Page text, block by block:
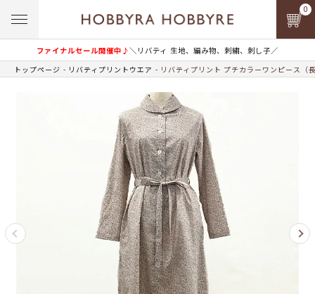
ファイナルセール開催中♪＼リバティ 生地、編み物、刺繍、刺し子／
0
トップページ リバティプリントウエア リバティプリント プチカラーワンピース（